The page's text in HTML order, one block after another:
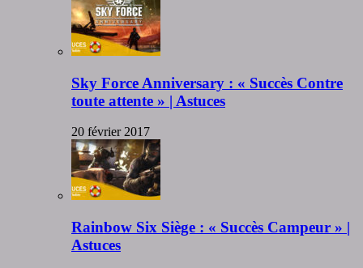
Sky Force Anniversary : « Succès Contre
toute attente » | Astuces
20 février 2017
Rainbow Six Siège : « Succès Campeur » |
Astuces